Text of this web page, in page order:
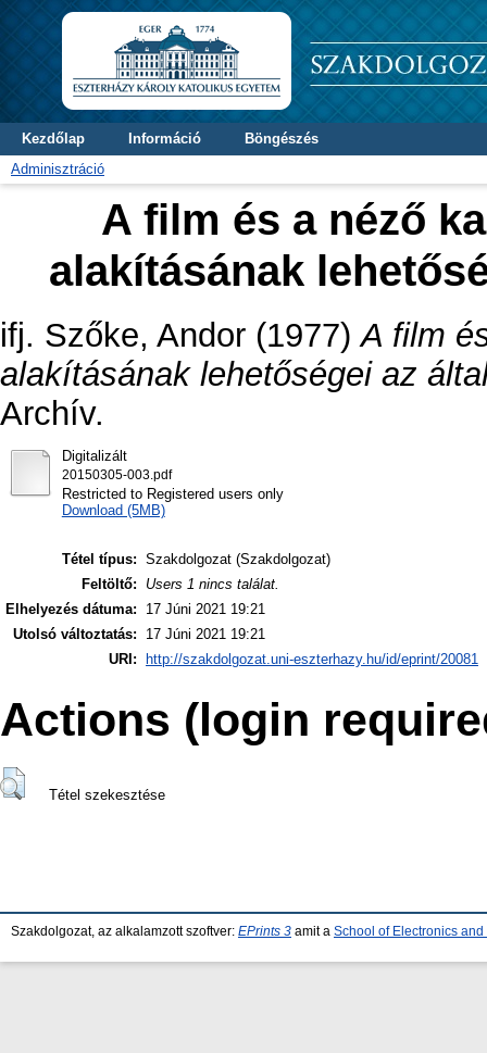
Kezdőlap Információ
Böngészés
Adminisztráció
A film és a néző
alakításának
ifj. Szőke, Andor (1977)A film
alakításának lehetőségei az
Archív.
Digitalizált
20150305-003.pdf
Restricted to Registered users only
Download (5MB)
Tétel típus: Szakdolgozat (Szakdolgozat)
Feltöltő:
Users 1 nincs találat.
Elhelyezés dátuma:
17 Júni 2021 19:21
Utolsó változtatás:
17 Júni 2021 19:21
URI:
http://szakdolgozat.uni-eszterhazy.hu/id/eprint/20081
Actions (login
Tétel szekesztése
Szakdolgozat, az alkalamzott szoftver: EPrints 3 amit a School of Electronics